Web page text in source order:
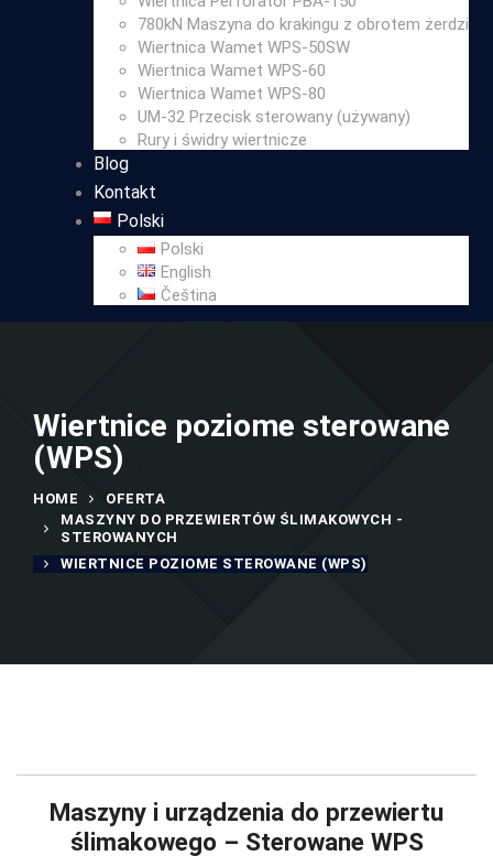
780kN Maszyna do krakingu z obrotem żerdzi
Wiertnica Wamet WPS-50SW
Wiertnica Wamet WPS-60
Wiertnica Wamet WPS-80
UM-32 Przecisk sterowany (używany)
Rury i świdry wiertnicze
Blog
Kontakt
Polski
Polski
English
Čeština
Wiertnice poziome sterowane
(WPS)
HOME
OFERTA
MASZYNY DO PRZEWIERTÓW ŚLIMAKOWYCH -
STEROWANYCH
WIERTNICE POZIOME STEROWANE (WPS)
Maszyny i urządzenia do przewiertu
ślimakowego – Sterowane WPS